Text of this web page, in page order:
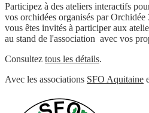
Participez à des ateliers interactifs
vos orchidées organisés par Orchidée
vous êtes invités à participer aux
au stand de l'association avec vos
Consultez tous les détails.
Avec les associations SFO Aquitaine